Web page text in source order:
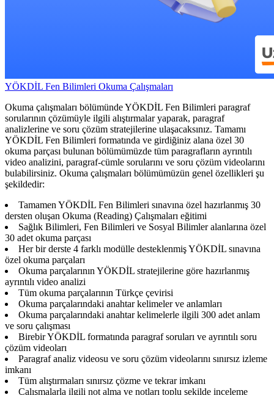
YÖKDİL Fen Bilimleri Okuma Çalışmaları
Okuma çalışmaları bölümünde YÖKDİL Fen Bilimleri paragraf
sorularının çözümüyle ilgili alıştırmalar yaparak, paragraf
analizlerine ve soru çözüm stratejilerine ulaşacaksınız. Tamamı
YÖKDİL Fen Bilimleri formatında ve girdiğiniz alana özel 30
okuma parçası bulunan bölümümüzde tüm paragrafların ayrıntılı
video analizini, paragraf-cümle sorularını ve soru çözüm videolarını
bulabilirsiniz. Okuma çalışmaları bölümümüzün genel özellikleri şu
şekildedir:
Tamamen YÖKDİL Fen Bilimleri sınavına özel hazırlanmış 30
dersten oluşan Okuma (Reading) Çalışmaları eğitimi
Sağlık Bilimleri, Fen Bilimleri ve Sosyal Bilimler alanlarına özel
30 adet okuma parçası
Her bir derste 4 farklı modülle desteklenmiş YÖKDİL sınavına
özel okuma parçaları
Okuma parçalarının YÖKDİL stratejilerine göre hazırlanmış
ayrıntılı video analizi
Tüm okuma parçalarının Türkçe çevirisi
Okuma parçalarındaki anahtar kelimeler ve anlamları
Okuma parçalarındaki anahtar kelimelerle ilgili 300 adet anlam
ve soru çalışması
Birebir YÖKDİL formatında paragraf soruları ve ayrıntılı soru
çözüm videoları
Paragraf analiz videosu ve soru çözüm videolarını sınırsız izleme
imkanı
Tüm alıştırmaları sınırsız çözme ve tekrar imkanı
Çalışmalarla ilgili not alma ve notları toplu şekilde inceleme